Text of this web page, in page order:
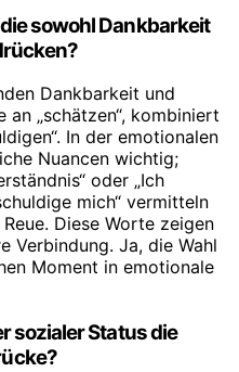
sowohl Dankbarkeit
Dankbarkeit und
„schätzen“, kombiniert
In der emotionalen
Nuancen wichtig;
oder „Ich
mich“ vermitteln
Diese Worte zeigen
Verbindung. Ja, die Wahl
Moment in emotionale
sozialer Status die